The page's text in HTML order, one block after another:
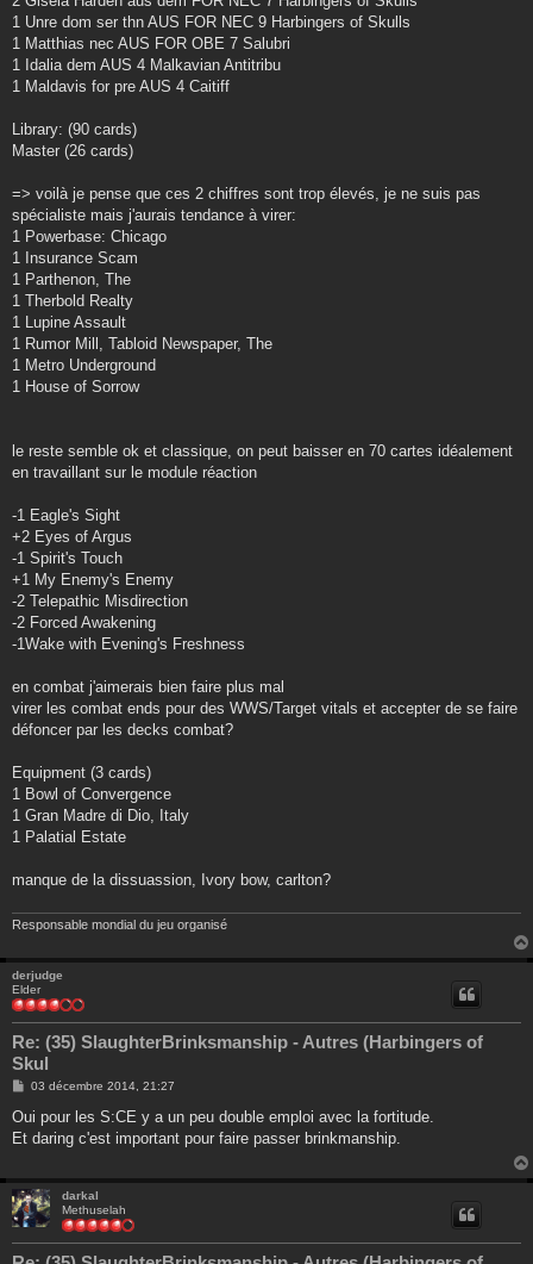
1 Unre dom ser thn AUS FOR NEC 9 Harbingers of Skulls
1 Matthias nec AUS FOR OBE 7 Salubri
1 Idalia dem AUS 4 Malkavian Antitribu
1 Maldavis for pre AUS 4 Caitiff
Library: (90 cards)
Master (26 cards)
=> voilà je pense que ces 2 chiffres sont trop élevés, je ne suis pas
spécialiste mais j'aurais tendance à virer:
1 Powerbase: Chicago
1 Insurance Scam
1 Parthenon, The
1 Therbold Realty
1 Lupine Assault
1 Rumor Mill, Tabloid Newspaper, The
1 Metro Underground
1 House of Sorrow
le reste semble ok et classique, on peut baisser en 70 cartes idéalement
en travaillant sur le module réaction
-1 Eagle's Sight
+2 Eyes of Argus
-1 Spirit's Touch
+1 My Enemy's Enemy
-2 Telepathic Misdirection
-2 Forced Awakening
-1Wake with Evening's Freshness
en combat j'aimerais bien faire plus mal
virer les combat ends pour des WWS/Target vitals et accepter de se faire
défoncer par les decks combat?
Equipment (3 cards)
1 Bowl of Convergence
1 Gran Madre di Dio, Italy
1 Palatial Estate
manque de la dissuassion, Ivory bow, carlton?
Responsable mondial du jeu organisé
derjudge
Elder
Re: (35) SlaughterBrinksmanship - Autres (Harbingers of
Skul
M
s
a
03 décembre 2014, 21:27
Oui pour les S:CE y a un peu double emploi avec la fortitude.
Et daring c'est important pour faire passer brinkmanship.
darkal
Methuselah